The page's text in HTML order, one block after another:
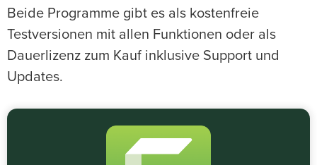
Beide Programme gibt es als kostenfreie
Testversionen mit allen Funktionen oder als
Dauerlizenz zum Kauf inklusive Support und
Updates.